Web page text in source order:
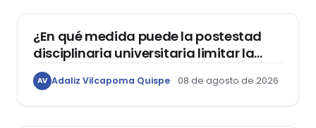
¿En qué medida puede la postestad
disciplinaria universitaria limitar la
libertad de expresión de los
estudiantes?
AV Adaliz Vilcapoma Quispe 08 de agosto de 2026